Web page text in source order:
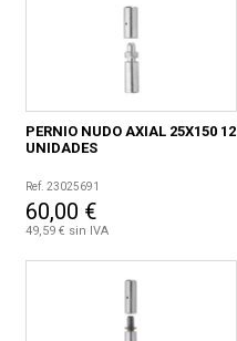
PERNIO NUDO AXIAL 25X150 12
UNIDADES
Ref. 23025691
60,00 €
49,59 € sin IVA